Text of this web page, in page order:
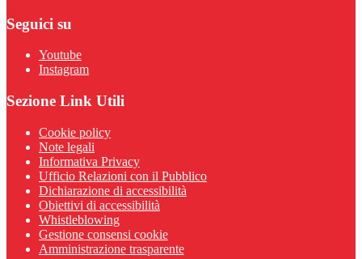
Seguici su
Youtube
Instagram
Sezione Link Utili
Cookie policy
Note legali
Informativa Privacy
Ufficio Relazioni con il Pubblico
Dichiarazione di accessibilità
Obiettivi di accessibilità
Whistleblowing
Gestione consensi cookie
Amministrazione trasparente